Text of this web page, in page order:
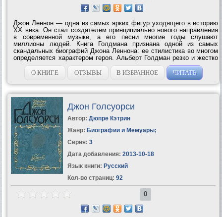
Джон Леннон — одна из самых ярких фигур уходящего в историю
XX века. Он стал создателем принципиально нового направления
в современной музыке, а его песни многие годы слушают
миллионы людей. Книга Голдмана признана одной из самых
скандальных биографий Джона Леннона: ее стилистика во многом
определяется характером героя. Альберт Голдман резко и жестко
говорит о взлетах и падениях Джона Леннона, глубоко и искренне
сочувствуя ему и...
О КНИГЕ ОТЗЫВЫ В ИЗБРАННОЕ ЧИТАТЬ
Джон Голсуорси
Автор: Дюпре Кэтрин
Жанр: Биографии и Мемуары;
Серия: 3
Дата добавления: 2013-10-18
Язык книги: Русский
Кол-во страниц: 92
0